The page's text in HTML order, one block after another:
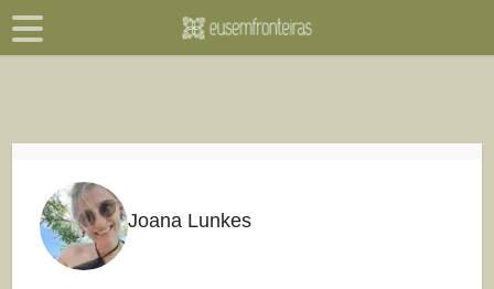
Joana Lunkes